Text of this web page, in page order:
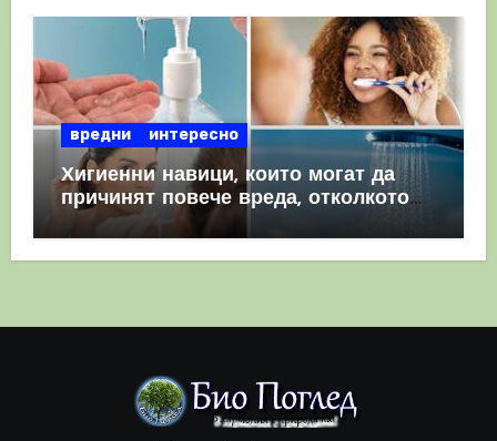
вредни интересно
Хигиенни навици, които могат да
причинят повече вреда, отколкото
полза